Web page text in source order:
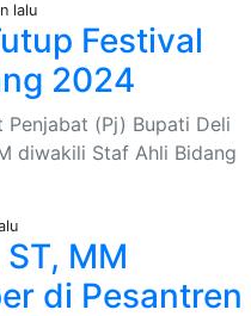
lalu
Festival
2024
Penjabat (Pj) Bupati Deli
diwakili Staf Ahli Bidang
MM
di Pesantren